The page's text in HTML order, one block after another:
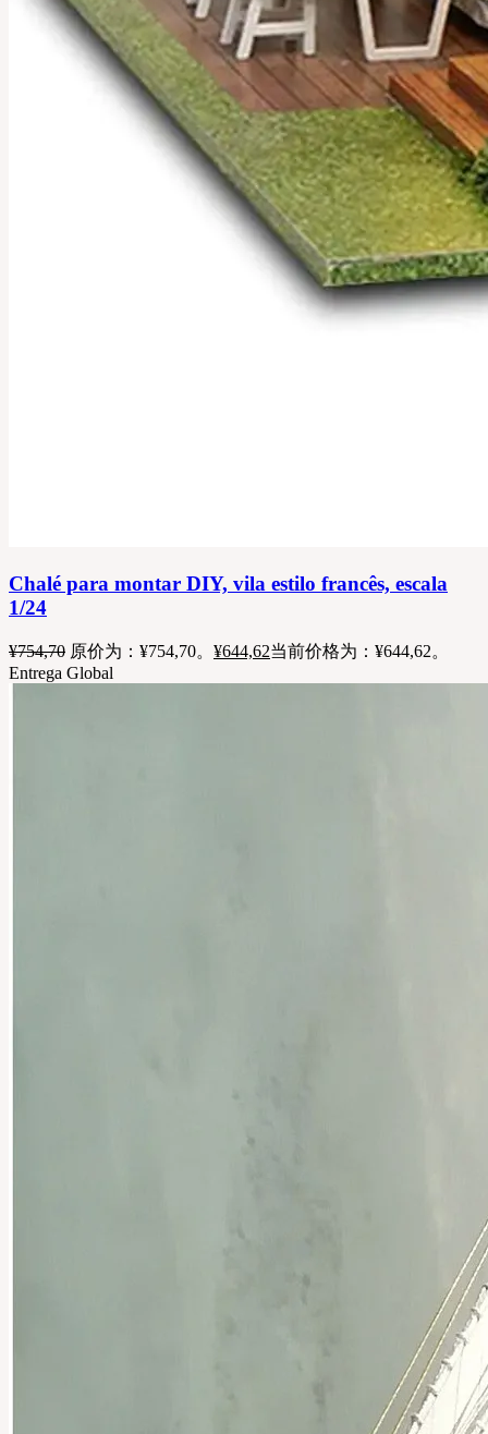
Chalé para montar DIY, vila estilo francês, escala
1/24
¥754,70 原价为：¥754,70。 ¥644,62当前价格为：¥644,62。
Entrega Global